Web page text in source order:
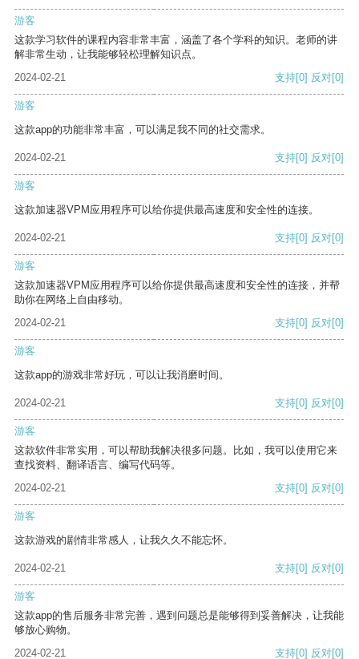
游客
这款学习软件的课程内容非常丰富，涵盖了各个学科的知识。老师的讲
解非常生动，让我能够轻松理解知识点。
2024-02-21
支持[0] 反对[0]
游客
这款app的功能非常丰富，可以满足我不同的社交需求。
2024-02-21 支持[0] 反对[0]
游客
这款加速器VPM应用程序可以给你提供最高速度和安全性的连接。
2024-02-21 支持[0] 反对[0]
游客
这款加速器VPM应用程序可以给你提供最高速度和安全性的连接，并帮
助你在网络上自由移动。
2024-02-21
支持[0] 反对[0]
游客
这款app的游戏非常好玩，可以让我消磨时间。
2024-02-21 支持[0] 反对[0]
游客
这款软件非常实用，可以帮助我解决很多问题。比如，我可以使用它来
查找资料、翻译语言、编写代码等。
2024-02-21
支持[0] 反对[0]
游客
这款游戏的剧情非常感人，让我久久不能忘怀。
2024-02-21 支持[0] 反对[0]
游客
这款app的售后服务非常完善，遇到问题总是能够得到妥善解决，让我能
够放心购物。
2024-02-21
支持[0] 反对[0]